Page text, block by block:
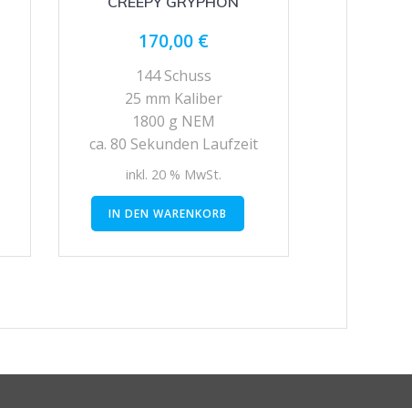
170,00 €
144 Schuss
25 mm Kaliber
1800 g NEM
ca. 80 Sekunden Laufzeit
inkl. 20 % MwSt.
IN DEN WARENKORB